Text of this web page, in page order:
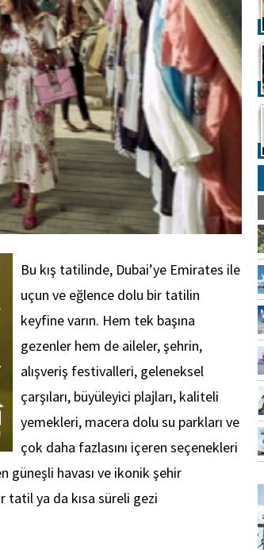
Bu kış tatilinde, Dubai’ye Emirates ile
uçun ve eğlence dolu bir tatilin
keyfine varın. Hem tek başına
gezenler hem de aileler, şehrin,
alışveriş festivalleri, geleneksel
çarşıları, büyüleyici plajları, kaliteli
yemekleri, macera dolu su parkları ve
çok daha fazlasını içeren seçenekleri
güneşli havası ve ikonik şehir
tatil ya da kısa süreli gezi